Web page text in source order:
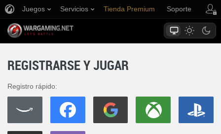
Juegos Servicios Tienda Premium Soporte
REGISTRARSE Y JUGAR
Registro rápido: